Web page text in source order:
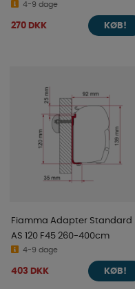
4-9 dage
270 DKK KØB!
Fiamma Adapter Standard
AS 120 F45 260-400cm
4-9 dage
403 DKK KØB!